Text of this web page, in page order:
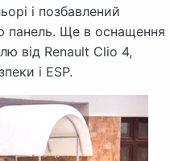
і позбавлений
панель. Ще в оснащення
від Renault Clio 4,
і ESP.